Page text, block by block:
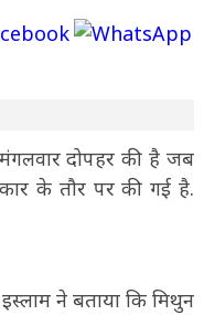
दोपहर की है जब
के तौर पर की गई है.
ने बताया कि मिथुन